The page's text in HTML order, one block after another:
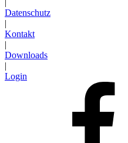
Datenschutz
|
Kontakt
|
Downloads
|
Login